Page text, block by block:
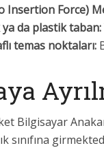
Insertion Force)
da plastik taban:
temas noktaları:
Bilgisayar
sınıfına